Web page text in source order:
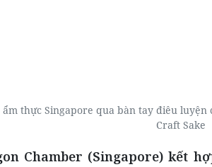
ẩm thực Singapore qua bàn tay điêu
Craft Sake
Chamber (Singapore) kết